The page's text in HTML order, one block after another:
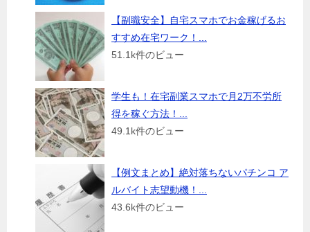
【副職安全】自宅スマホでお金稼げるお
すすめ在宅ワーク！...
51.1k件のビュー
学生も！在宅副業スマホで月2万不労所
得を稼ぐ方法！...
49.1k件のビュー
【例文まとめ】絶対落ちないパチンコ ア
ルバイト志望動機！...
43.6k件のビュー